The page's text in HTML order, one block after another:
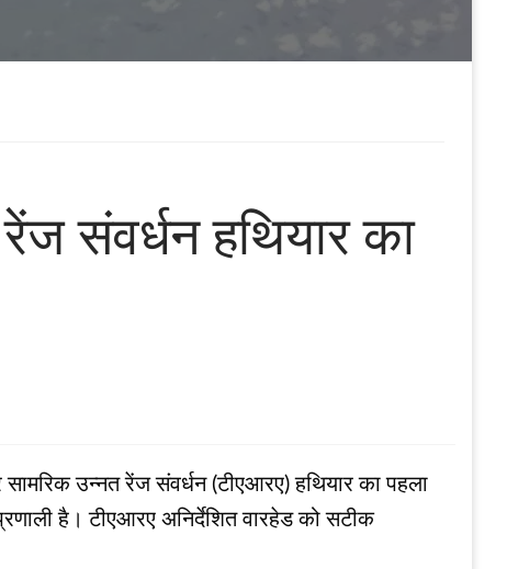
संवर्धन हथियार का
उन्नत रेंज संवर्धन (टीएआरए) हथियार का पहला
है। टीएआरए अनिर्देशित वारहेड को सटीक